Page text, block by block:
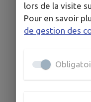
LIEU
Médiathèque -
DATES
TARIFS
Toutes les
Ludibulle
lors de la visite
Pour en savoir
de gestion des